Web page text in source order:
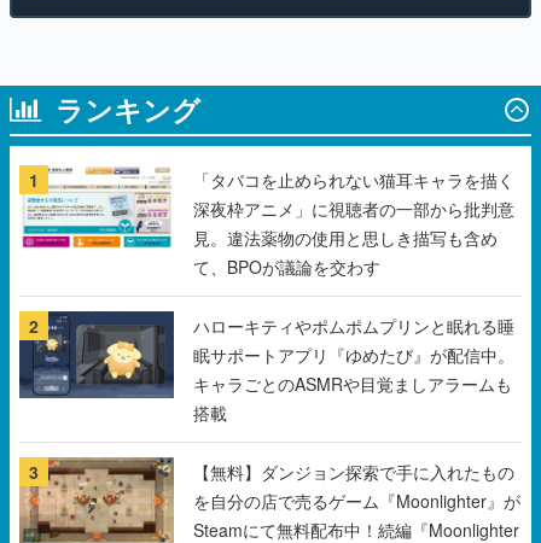
ランキング
1
「タバコを止められない猫耳キャラを描く
深夜枠アニメ」に視聴者の一部から批判意
見。違法薬物の使用と思しき描写も含め
て、BPOが議論を交わす
2
ハローキティやポムポムプリンと眠れる睡
眠サポートアプリ『ゆめたび』が配信中。
キャラごとのASMRや目覚ましアラームも
搭載
3
【無料】ダンジョン探索で手に入れたもの
を自分の店で売るゲーム『Moonlighter』が
Steamにて無料配布中！続編『Moonlighter
2』の9月2日正式リリースを記念したキャ
ンペーン
4
ゴッホの名画『ローヌ川の星月夜』をあし